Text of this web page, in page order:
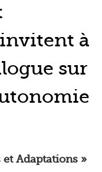
nt à
sur
Adaptations »